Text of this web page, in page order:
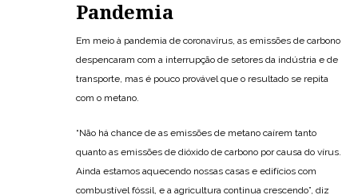
Pandemia
Em meio à pandemia de coronavírus, as emissões de carbono
despencaram com a interrupção de setores da indústria e de
transporte, mas é pouco provável que o resultado se repita
com o metano.
“Não há chance de as emissões de metano caírem tanto
quanto as emissões de dióxido de carbono por causa do vírus.
Ainda estamos aquecendo nossas casas e edifícios com
combustível fóssil, e a agricultura continua crescendo”, diz